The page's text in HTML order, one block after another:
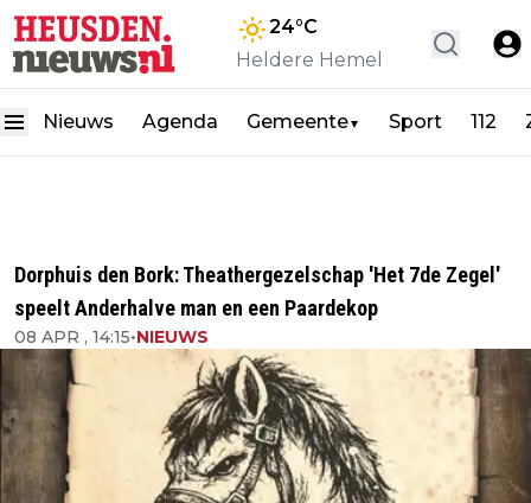
24°C
Heldere Hemel
Nieuws Agenda Gemeente▼ Sport 112
Dorphuis den Bork: Theathergezelschap 'Het 7de Zegel'
speelt Anderhalve man en een Paardekop
08 APR , 14:15•NIEUWS